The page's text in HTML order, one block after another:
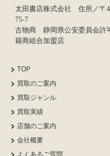
太田書店株式会社 住所／〒
75-7
古物商 静岡県公安委員会許
籍商組合加盟店
TOP
買取のご案内
買取ジャンル
買取実績
店舗のご案内
会社概要
よくあるご質問